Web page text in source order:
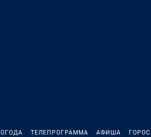
ТЕЛЕПРОГРАММА АФИША